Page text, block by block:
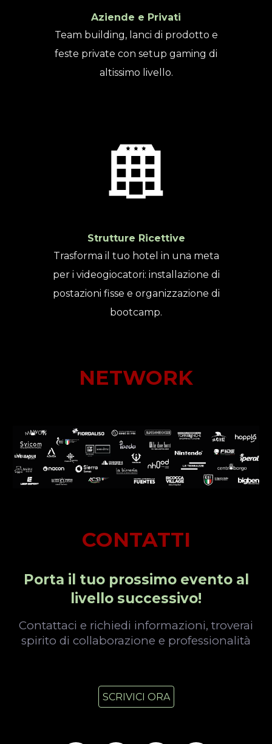
Aziende e Privati
Team building, lanci di prodotto e
feste private con setup gaming di
altissimo livello.
Strutture Ricettive
Trasforma il tuo hotel in una meta
per i videogiocatori: installazione di
postazioni fisse e organizzazione di
bootcamp.
NETWORK
CONTATTI
Porta il tuo prossimo evento al
livello successivo!
Contattaci e richiedi informazioni, troverai
spirito di collaborazione e professionalità
SCRIVICI ORA